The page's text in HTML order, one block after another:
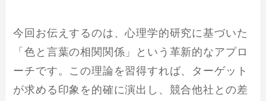
今回お伝えするのは、心理学的研究に基づいた
「色と言葉の相関関係」という革新的なアプロ
ーチです。この理論を習得すれば、ターゲット
が求める印象を的確に演出し、競合他社との差